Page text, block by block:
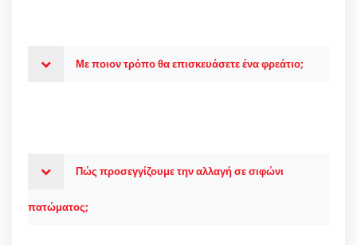
Με ποιον τρόπο θα επισκευάσετε ένα φρεάτιο;
Πώς προσεγγίζουμε την αλλαγή σε σιφώνι
πατώματος;